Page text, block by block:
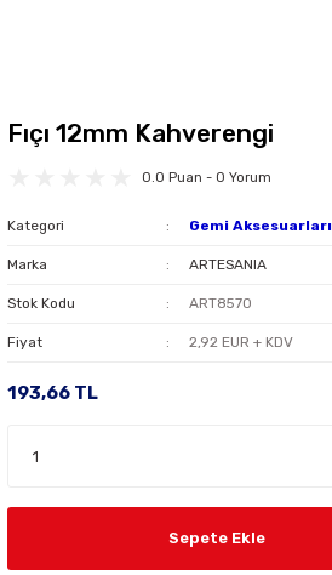
Fıçı 12mm Kahverengi
0.0 Puan - 0 Yorum
Kategori Gemi Aksesuarları
Marka ARTESANIA
Stok Kodu ART8570
Fiyat 2,92 EUR + KDV
193,66 TL
Sepete Ekle